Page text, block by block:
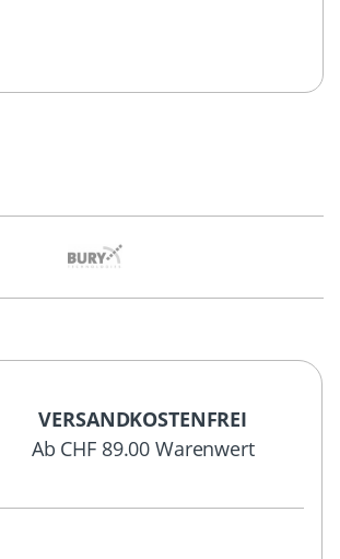
VERSANDKOSTENFREI
Ab CHF 89.00 Warenwert